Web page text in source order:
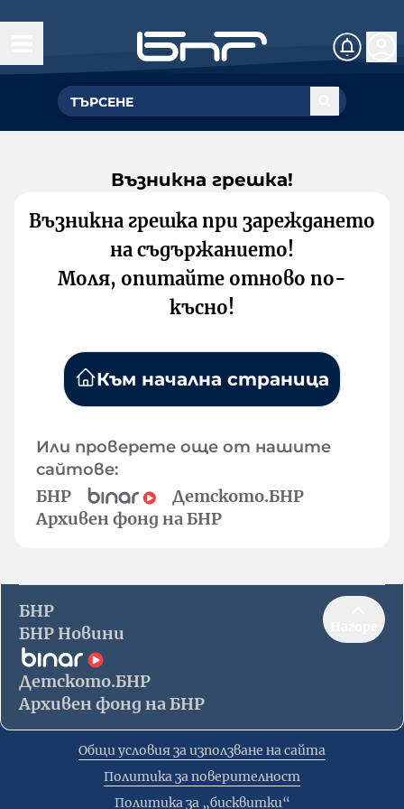
Възникна грешка!
Възникна грешка при зареждането
на съдържанието!
Моля, опитайте отново по-
късно!
Към начална страница
Или проверете още от нашите
сайтове:
БНР
Детското.БНР
Архивен фонд на БНР
БНР
БНР Новини
Детското.БНР
Архивен фонд на БНР
Общи условия за използване на сайта
Политика за поверителност
Политика за „бисквитки“